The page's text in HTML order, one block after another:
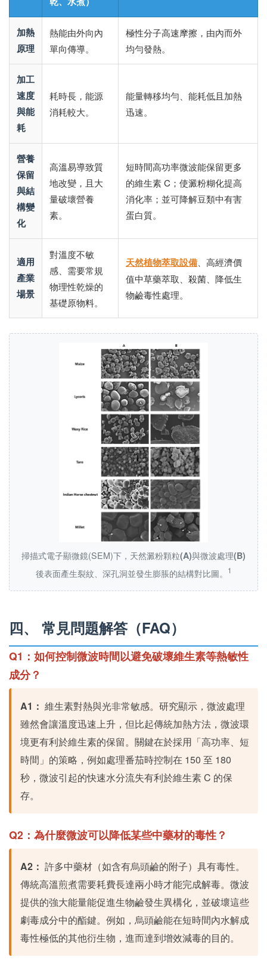
加熱
原理
熱能由外向內
單向傳導。
極性分子高速摩擦，由內而外
均勻發熱。
加工
速度
與能
耗
耗時長，能源
消耗較大。
能量轉移均勻、能耗低且加熱
迅速。
營養
保留
與結
構變
化
高溫易導致質
地改變，且大
量破壞營養
素。
短時間高功率微波能保留更多
的維生素 C；使澱粉糊化提高
消化率；並可降解豆類中有害
蛋白質。
適用
產業
場景
對溫度不敏
感、需要常規
物理性乾燥的
基礎原物料。
天然植物萃取設備 、高經濟價
值中草藥萃取、殺菌、降低生
物鹼毒性處理。
掃描式電子顯微鏡(SEM)下，天然澱粉顆粒(A)與微波處理(B)
後表面產生裂紋、深孔洞並發生膨脹的結構對比圖。 1
四、 常見問題解答（FAQ）
Q1：如何控制微波時間以避免破壞維生素等熱敏性
成分？
A1： 維生素對熱與光非常敏感。研究顯示，微波處理
雖然會讓溫度迅速上升，但比起傳統加熱方法，微波環
境更有利於維生素的保留。關鍵在於採用「高功率、短
時間」的策略，例如處理番茄時控制在 150 至 180
秒，微波引起的快速水分流失有利於維生素 C 的保
存。
Q2：為什麼微波可以降低某些中藥材的毒性？
A2： 許多中藥材（如含有烏頭鹼的附子）具有毒性。
傳統高溫煎煮需要耗費長達兩小時才能完成解毒。微波
提供的強大能量能促進生物鹼發生異構化，並破壞這些
劇毒成分中的酯鍵。例如，烏頭鹼能在短時間內水解成
毒性極低的其他衍生物，進而達到增效減毒的目的。